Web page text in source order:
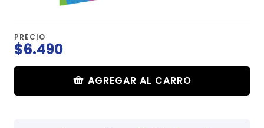
PRECIO
$6.490
AGREGAR AL CARRO